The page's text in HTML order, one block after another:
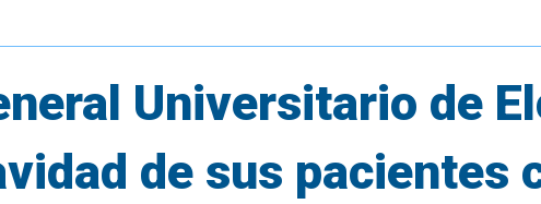
Universitario de
de sus pacientes